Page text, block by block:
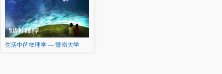
生活中的物理学 — 暨南大学